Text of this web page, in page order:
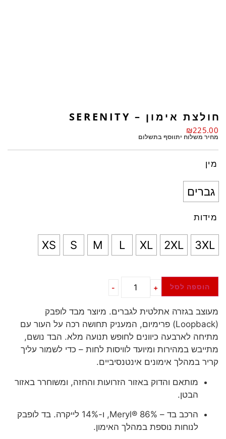
חולצת אימון – SERENITY
₪225.00
מחיר משלוח יתווסף בתשלום
מין
גברים
מידות
3XL
2XL
XL
L
M
S
XS
+
- הוספה לסל
מעוצב בגזרה אתלטית לגברים. מיוצר מבד לופבק
(Loopback) פרימיום, המעניק תחושה רכה על העור עם
מתיחה לארבעה כיוונים לחופש תנועה מלא. הבד נושם,
מתייבש במהירות ומיועד לוויסות לחות – כדי לשמור עליך
קריר במהלך אימונים אינטנסיביים.
מותאם והדוק באזור הזרועות והחזה, ומשוחרר באזור
הבטן.
הרכב בד – 86% ®Meryl, ו-14% לייקרה. בד לופבק
לנוחות נוספת במהלך האימון.